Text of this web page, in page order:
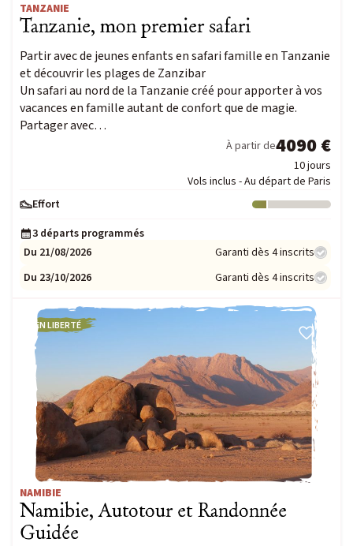
TANZANIE
Tanzanie, mon premier safari
Partir avec de jeunes enfants en safari famille en Tanzanie
et découvrir les plages de Zanzibar
Un safari au nord de la Tanzanie créé pour apporter à vos
vacances en famille autant de confort que de magie.
Partager avec…
À partir de4090 €
10 jours
Vols inclus - Au départ de Paris
Effort
Niveau : 1
3 départs programmés
Du 21/08/2026
Garanti dès 4 inscrits
Du 23/10/2026
Garanti dès 4 inscrits
EN LIBERTÉ
NAMIBIE
Namibie, Autotour et Randonnée
Guidée